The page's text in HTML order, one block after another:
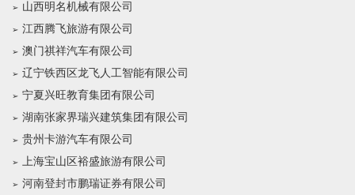
山西明名机械有限公司
江西腾飞旅游有限公司
澳门祺祥汽车有限公司
辽宁铁西区龙飞人工智能有限公司
宁夏兴旺教育集团有限公司
湖南张家界瑞兴建筑集团有限公司
贵州卡游汽车有限公司
上海宝山区裕盛旅游有限公司
河南登封市鹏瑞证券有限公司